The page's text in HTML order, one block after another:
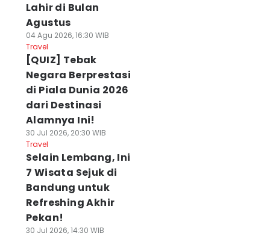
Lahir di Bulan
Agustus
04 Agu 2026, 16:30 WIB
Travel
[QUIZ] Tebak
Negara Berprestasi
di Piala Dunia 2026
dari Destinasi
Alamnya Ini!
30 Jul 2026, 20:30 WIB
Travel
Selain Lembang, Ini
7 Wisata Sejuk di
Bandung untuk
Refreshing Akhir
Pekan!
30 Jul 2026, 14:30 WIB